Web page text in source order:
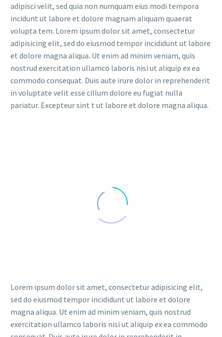
adipisci velit, sed quia non numquam eius modi tempora
incidunt ut labore et dolore magnam aliquam quaerat
volupta tem. Lorem ipsum dolor sit amet, consectetur
adipisicing elit, sed do eiusmod tempor incididunt ut labore
et dolore magna aliqua. Ut enim ad minim veniam, quis
nostrud exercitation ullamco laboris nisi ut aliquip ex ea
commodo consequat. Duis aute irure dolor in reprehenderit
in voluptate velit esse cillum dolore eu fugiat nulla
pariatur. Excepteur sint t ut labore et dolore magna aliqua.
Lorem ipsum dolor sit amet, consectetur adipisicing elit,
sed do eiusmod tempor incididunt ut labore et dolore
magna aliqua. Ut enim ad minim veniam, quis nostrud
exercitation ullamco laboris nisi ut aliquip ex ea commodo